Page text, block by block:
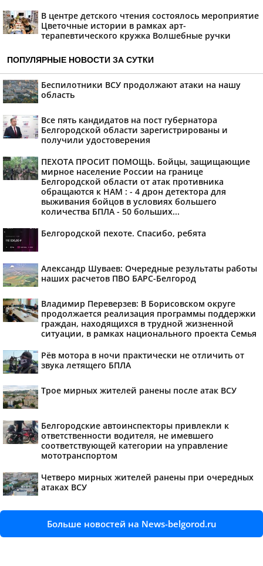
В центре детского чтения состоялось мероприятие
Цветочные истории в рамках арт-
терапевтического кружка Волшебные ручки
ПОПУЛЯРНЫЕ НОВОСТИ ЗА СУТКИ
Беспилотники ВСУ продолжают атаки на нашу
область
Все пять кандидатов на пост губернатора
Белгородской области зарегистрированы и
получили удостоверения
ПЕХОТА ПРОСИТ ПОМОЩЬ. Бойцы, защищающие
мирное население России на границе
Белгородской области от атак противника
обращаются к НАМ : - 4 дрон детектора для
выживания бойцов в условиях большего
количества БПЛА - 50 больших...
Белгородской пехоте. Спасибо, ребята
Александр Шуваев: Очередные результаты работы
наших расчетов ПВО БАРС-Белгород
Владимир Переверзев: В Борисовском округе
продолжается реализация программы поддержки
граждан, находящихся в трудной жизненной
ситуации, в рамках национального проекта Семья
Рёв мотора в ночи практически не отличить от
звука летящего БПЛА
Трое мирных жителей ранены после атак ВСУ
Белгородские автоинспекторы привлекли к
ответственности водителя, не имевшего
соответствующей категории на управление
мототранспортом
Четверо мирных жителей ранены при очередных
атаках ВСУ
Больше новостей на News-belgorod.ru